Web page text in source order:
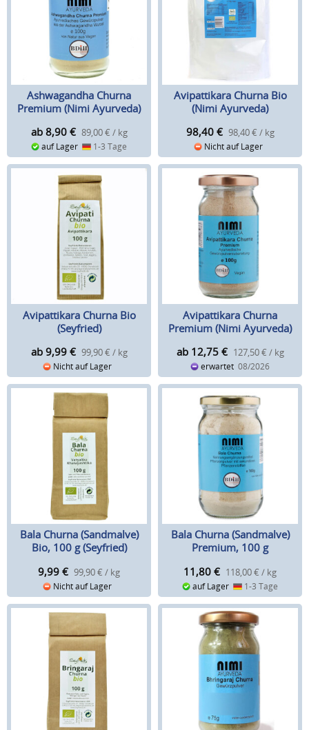
Ashwagandha Churna
Premium (Nimi Ayurveda)
ab 8,90 € 89,00 € / kg
auf Lager 1-3 Tage
Avipattikara Churna Bio
(Nimi Ayurveda)
98,40 € 98,40 € / kg
Nicht auf Lager
Avipattikara Churna Bio
(Seyfried)
ab 9,99 € 99,90 € / kg
Nicht auf Lager
Avipattikara Churna
Premium (Nimi Ayurveda)
ab 12,75 € 127,50 € / kg
erwartet 08/2026
Bala Churna (Sandmalve)
Bio, 100 g (Seyfried)
9,99 € 99,90 € / kg
Nicht auf Lager
Bala Churna (Sandmalve)
Premium, 100 g
11,80 € 118,00 € / kg
auf Lager 1-3 Tage